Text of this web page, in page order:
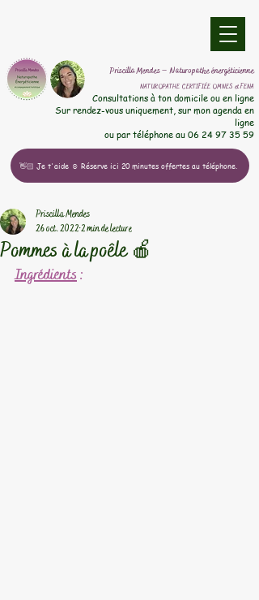
​Priscilla Mendes – Naturopathe énergéticienne
NATUROPATHE CERTIFIÉE OMNES et FENA
​Consultations à ton domicile ou en ligne
Sur rendez-vous uniquement, sur mon agenda en
ligne
ou par téléphone au 06 24 97 35 59
👋🏻 Je t'aide ☺️ Réserve ici 20 minutes offertes au téléphone.
Pommes à la poêle 🍎
Priscilla Mendes
26 oct. 20222 min de lecture
Ingrédients :